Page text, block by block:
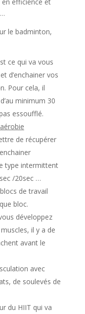
le badminton,
ce qui va vous
d’enchainer vos
Pour cela, il
minimum 30
essoufflé.
de récupérer
type intermittent
/20sec …
de travail
bloc.
développez
il y a de
avant le
avec
de soulevés de
du HIIT qui va